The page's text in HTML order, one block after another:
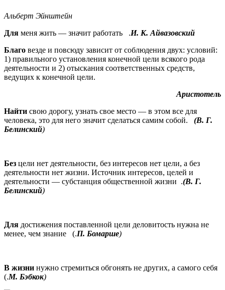
Альберт Эйнштейн
Для меня жить — значит работать .И. К. Айвазовский
Благо везде и повсюду зависит от соблюдения двух: условий:
1) правильного установления конечной цели всякого рода
деятельности и 2) отыскания соответ­ственных средств,
ведущих к конечной цели.
Аристотель
Найти свою дорогу, узнать свое место — в этом все для
человека, это для него значит сделаться самим собой. (В. Г.
Белинский)
Без цели нет деятельности, без интересов нет цели, а без
деятельности нет жизни. Источник интересов, целей и
деятельности — субстанция общественной жизни .(В. Г.
Белинский)
Для достижения поставленной цели деловитость нужна не
менее, чем знание (.П. Бомарше)
В жизни нужно стремиться обгонять не других, а самого себя
(.М. Бэбкок)